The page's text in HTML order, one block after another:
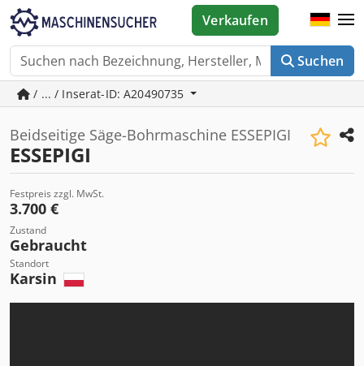
Suchen
Verkaufen
/ ... / Inserat-ID: A20490735
Beidseitige Säge-Bohrmaschine ESSEPIGI
ESSEPIGI
Festpreis zzgl. MwSt.
3.700 €
Zustand
Gebraucht
Standort
Karsin